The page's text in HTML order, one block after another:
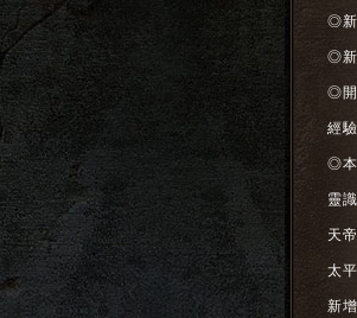
◎新
◎新
◎開
經
◎本
靈識
天
太
新